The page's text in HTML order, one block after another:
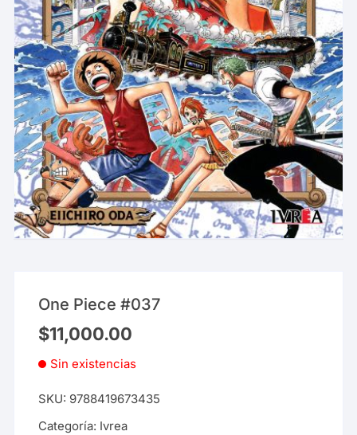
One Piece #037
$11,000.00
Sin existencias
SKU: 9788419673435
Categoría: Ivrea